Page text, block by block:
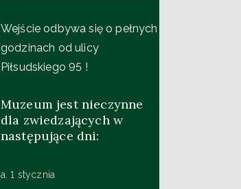
Wejście odbywa się o pełnych
godzinach od ulicy
Piłsudskiego 95 !
Muzeum jest nieczynne
dla zwiedzających w
następujące dni:
a. 1 stycznia